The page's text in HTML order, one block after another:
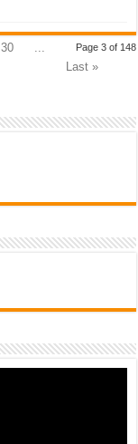
Page 3 of 148
30
...
Last »